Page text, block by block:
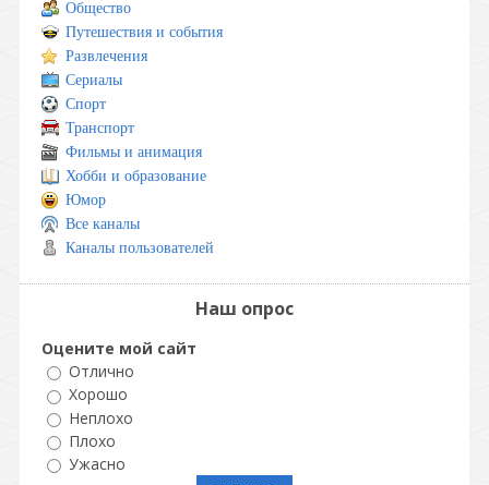
Общество
Путешествия и события
Развлечения
Сериалы
Спорт
Транспорт
Фильмы и анимация
Хобби и образование
Юмор
Все каналы
Каналы пользователей
Наш опрос
Оцените мой сайт
Отлично
Хорошо
Неплохо
Плохо
Ужасно